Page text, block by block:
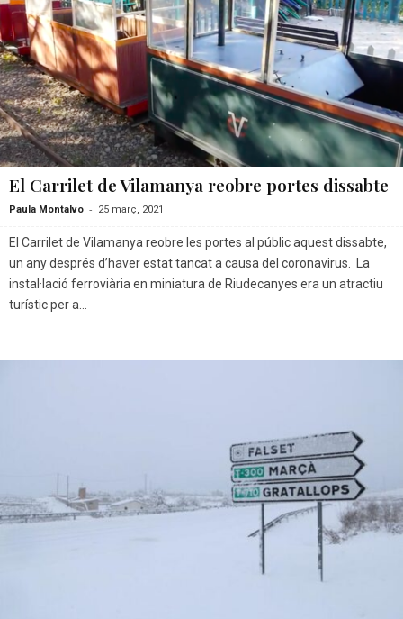
El Carrilet de Vilamanya reobre portes dissabte
Paula Montalvo - 25 març, 2021
El Carrilet de Vilamanya reobre les portes al públic aquest dissabte,
un any després d’haver estat tancat a causa del coronavirus. La
instal·lació ferroviària en miniatura de Riudecanyes era un atractiu
turístic per a...